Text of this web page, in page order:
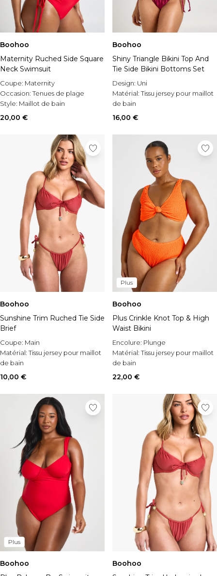
Boohoo
Maternity Ruched Side Square
Neck Swimsuit
Coupe: Maternity
Occasion:Tenues de plage
Style: Maillot de bain
20,00 €
Boohoo
Shiny Triangle Bikini Top And
Tie Side Bikini Bottoms Set
Design: Uni
Matérial:Tissu jersey pour maillot
de bain
Style:
Maillot
16,00 €
Boohoo
Sunshine Trim Ruched Tie Side
Brief
Coupe: Main
Matérial:Tissu jersey pour maillot
de bain
Style:
Tie Side Bikini Bottoms
10,00 €
Plus
Boohoo
Plus Crinkle Knot Top & High
Waist Bikini
Encolure: Plunge
Matérial:Tissu jersey pour maillot
de bain
Occasion:
22,00 €
Plus
Boohoo
Boohoo